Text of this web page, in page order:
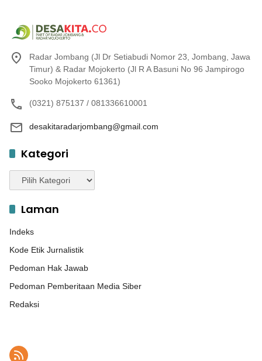
Radar Jombang (Jl Dr Setiabudi Nomor 23, Jombang, Jawa
Timur) & Radar Mojokerto (Jl R A Basuni No 96 Jampirogo
Sooko Mojokerto 61361)
(0321) 875137 / 081336610001
desakitaradarjombang@gmail.com
Kategori
Kategori
Laman
Indeks
Kode Etik Jurnalistik
Pedoman Hak Jawab
Pedoman Pemberitaan Media Siber
Redaksi